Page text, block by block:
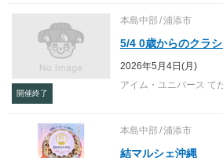
開催終了
本島中部 浦添市
5/4 0歳からのクラ
2026年5月4日(月)
アイム・ユニバース て
本島中部 浦添市
結マルシェ沖縄